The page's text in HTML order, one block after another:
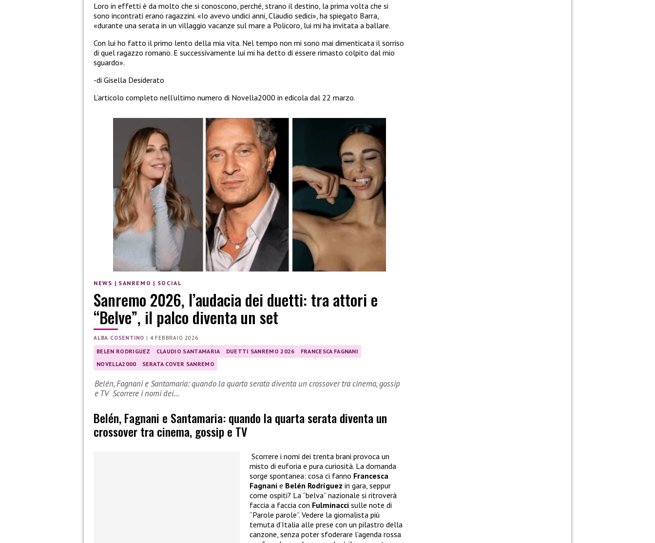
Loro in effetti è da molto che si conoscono, perché, strano il destino, la prima volta che si
sono incontrati erano ragazzini. «Io avevo undici anni, Claudio sedici», ha spiegato Barra,
«durante una serata in un villaggio vacanze sul mare a Policoro, lui mi ha invitata a ballare.
Con lui ho fatto il primo lento della mia vita. Nel tempo non mi sono mai dimenticata il sorriso
di quel ragazzo romano. E successivamente lui mi ha detto di essere rimasto colpito dal mio
sguardo».
-di Gisella Desiderato
L’articolo completo nell’ultimo numero di Novella2000 in edicola dal 22 marzo.
NEWS | SANREMO | SOCIAL
Sanremo 2026, l’audacia dei duetti: tra attori e
“Belve”, il palco diventa un set
ALBA COSENTINO | 4 FEBBRAIO 2026
BELEN RODRIGUEZ CLAUDIO SANTAMARIA DUETTI SANREMO 2026
FRANCESCA FAGNANI
NOVELLA2000
SERATA COVER SANREMO
Belén, Fagnani e Santamaria: quando la quarta serata diventa un crossover tra cinema, gossip
e TV Scorrere i nomi dei…
Belén, Fagnani e Santamaria: quando la quarta serata diventa un
crossover tra cinema, gossip e TV
Scorrere i nomi dei trenta brani provoca un
misto di euforia e pura curiosità. La domanda
sorge spontanea: cosa ci fanno Francesca
Fagnani e Belén Rodríguez in gara, seppur
come ospiti? La “belva” nazionale si ritroverà
faccia a faccia con Fulminacci sulle note di
“Parole parole”. Vedere la giornalista più
temuta d’Italia alle prese con un pilastro della
canzone, senza poter sfoderare l’agenda rossa